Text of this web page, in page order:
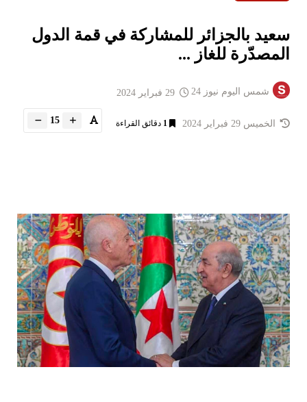
سعيد بالجزائر للمشاركة في قمة الدول
المصدّرة للغاز ...
شمس اليوم نيوز 24
الخميس 29 فبراير 2024 1 دقائق القراءة 15